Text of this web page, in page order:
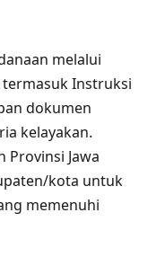
melalui
Instruksi
dokumen
kelayakan.
Jawa
kota untuk
memenuhi